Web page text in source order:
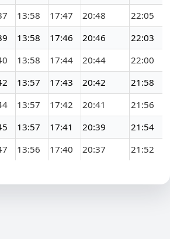
13:58 17:47 20:48
22:05
13:58 17:46 20:46
22:03
13:58 17:44 20:44
22:00
13:57 17:43 20:42
21:58
13:57 17:42 20:41
21:56
13:57 17:41 20:39
21:54
13:56 17:40 20:37 21:52